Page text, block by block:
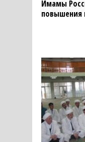
Имамы
повышения